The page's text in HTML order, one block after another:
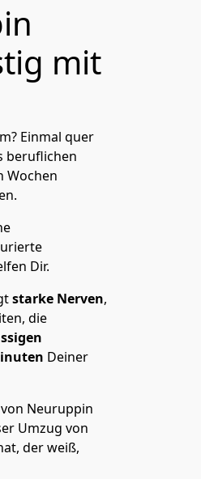
mit
Einmal quer
beruflichen
Wochen
Dir.
starke Nerven,
die
Deiner
Neuruppin
Umzug von
der weiß,